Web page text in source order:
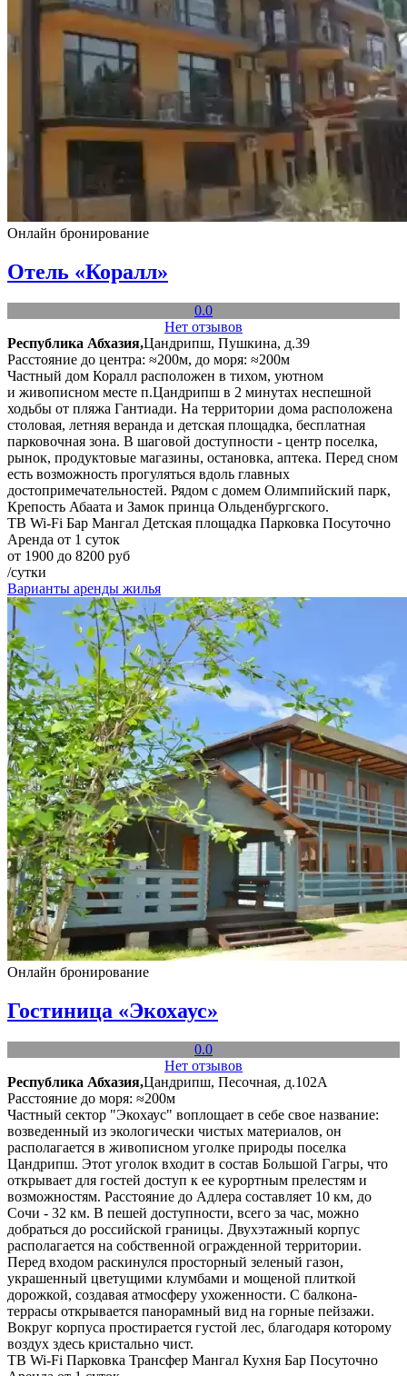
Онлайн бронирование
Отель «Коралл»
0.0
Нет отзывов
Республика Абхазия,Цандрипш, Пушкина, д.39
Расстояние до центра: ≈200м, до моря: ≈200м
Частный дом Коралл расположен в тихом, уютном
и живописном месте п.Цандрипш в 2 минутах неспешной
ходьбы от пляжа Гантиади. На территории дома расположена
столовая, летняя веранда и детская площадка, бесплатная
парковочная зона. В шаговой доступности - центр поселка,
рынок, продуктовые магазины, остановка, аптека. Перед сном
есть возможность прогуляться вдоль главных
достопримечательностей. Рядом с домем Олимпийский парк,
Крепость Абаата и Замок принца Ольденбургского.
ТВ Wi-Fi Бар Мангал Детская площадка Парковка Посуточно
Аренда от 1 суток
от 1900 до 8200 руб
/сутки
Варианты аренды жилья
Онлайн бронирование
Гостиница «Экохаус»
0.0
Нет отзывов
Республика Абхазия,Цандрипш, Песочная, д.102А
Расстояние до моря: ≈200м
Частный сектор "Экохаус" воплощает в себе свое название:
возведенный из экологически чистых материалов, он
располагается в живописном уголке природы поселка
Цандрипш. Этот уголок входит в состав Большой Гагры, что
открывает для гостей доступ к ее курортным прелестям и
возможностям. Расстояние до Адлера составляет 10 км, до
Сочи - 32 км. В пешей доступности, всего за час, можно
добраться до российской границы. Двухэтажный корпус
располагается на собственной огражденной территории.
Перед входом раскинулся просторный зеленый газон,
украшенный цветущими клумбами и мощеной плиткой
дорожкой, создавая атмосферу ухоженности. С балкона-
террасы открывается панорамный вид на горные пейзажи.
Вокруг корпуса простирается густой лес, благодаря которому
воздух здесь кристально чист.
ТВ Wi-Fi Парковка Трансфер Мангал Кухня Бар Посуточно